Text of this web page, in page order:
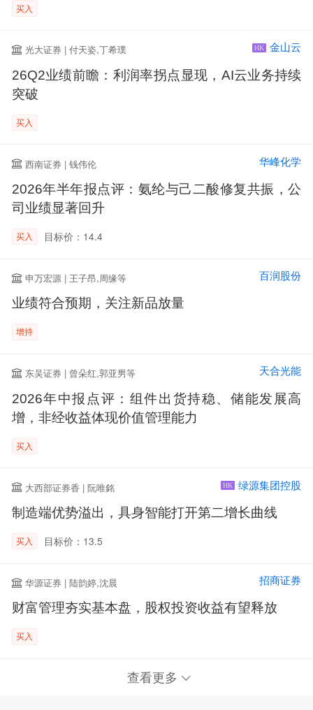
买入
光大证券 | 付天姿,丁希璞 HK 金山云
26Q2业绩前瞻：利润率拐点显现，AI云业务持续
突破
买入
西南证券 | 钱伟伦 华峰化学
2026年半年报点评：氨纶与己二酸修复共振，公
司业绩显著回升
买入 目标价：14.4
申万宏源 | 王子昂,周缘等 百润股份
业绩符合预期，关注新品放量
增持
东吴证券 | 曾朵红,郭亚男等 天合光能
2026年中报点评：组件出货持稳、储能发展高
增，非经收益体现价值管理能力
买入
大西部证券香 | 阮唯銘 HK 绿源集团控股
制造端优势溢出，具身智能打开第二增长曲线
买入 目标价：13.5
华源证券 | 陆韵婷,沈晨 招商证券
财富管理夯实基本盘，股权投资收益有望释放
买入
查看更多